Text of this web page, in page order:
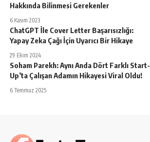
Hakkında Bilinmesi Gerekenler
6 Kasım 2023
ChatGPT İle Cover Letter Başarısızlığı:
Yapay Zeka Çağı İçin Uyarıcı Bir Hikaye
29 Ekim 2024
Soham Parekh: Aynı Anda Dört Farklı Start-
Up’ta Çalışan Adamın Hikayesi Viral Oldu!
6 Temmuz 2025